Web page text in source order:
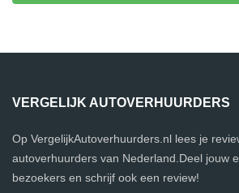
VERGELIJK AUTOVERHUURDERS
Op VergelijkAutoverhuurders.nl lees je
autoverhuurders van Nederland.Deel jouw
bezoekers en schrijf ook een review!